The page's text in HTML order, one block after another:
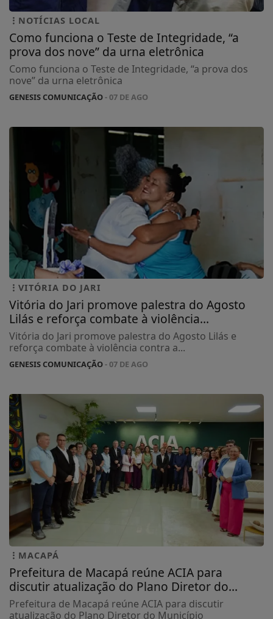
NOTÍCIAS LOCAL
Como funciona o Teste de Integridade, “a
prova dos nove” da urna eletrônica
Como funciona o Teste de Integridade, “a prova dos
nove” da urna eletrônica
GENESIS COMUNICAÇÃO- 07 DE AGO
VITÓRIA DO JARI
Vitória do Jari promove palestra do Agosto
Lilás e reforça combate à violência...
Vitória do Jari promove palestra do Agosto Lilás e
reforça combate à violência contra a...
GENESIS COMUNICAÇÃO- 07 DE AGO
MACAPÁ
Prefeitura de Macapá reúne ACIA para
discutir atualização do Plano Diretor do...
Prefeitura de Macapá reúne ACIA para discutir
atualização do Plano Diretor do Município